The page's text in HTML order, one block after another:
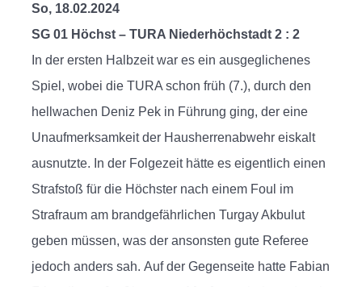
So, 18.02.2024
SG 01 Höchst – TURA Niederhöchstadt 2 : 2
In der ersten Halbzeit war es ein ausgeglichenes
Spiel, wobei die TURA schon früh (7.), durch den
hellwachen Deniz Pek in Führung ging, der eine
Unaufmerksamkeit der Hausherrenabwehr eiskalt
ausnutzte. In der Folgezeit hätte es eigentlich einen
Strafstoß für die Höchster nach einem Foul im
Strafraum am brandgefährlichen Turgay Akbulut
geben müssen, was der ansonsten gute Referee
jedoch anders sah. Auf der Gegenseite hatte Fabian